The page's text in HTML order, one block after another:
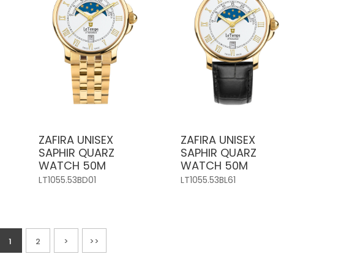
ZAFIRA UNISEX
SAPHIR QUARZ
WATCH 50M
LT1055.53BD01
ZAFIRA UNISEX
SAPHIR QUARZ
WATCH 50M
LT1055.53BL61
1 2 > >>